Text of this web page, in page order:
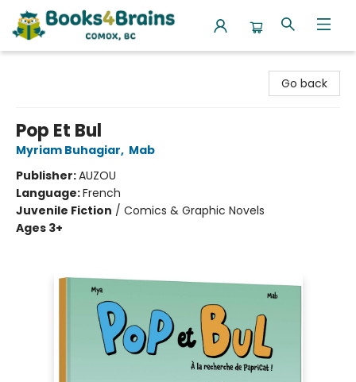
Go back
Pop Et Bul
Myriam Buhagiar, Mab
Publisher:AUZOU
Language:French
Juvenile Fiction / Comics & Graphic Novels
Ages 3+